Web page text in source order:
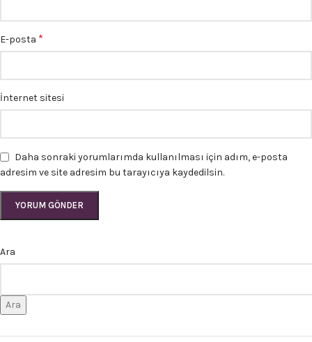
E-posta *
İnternet sitesi
Daha sonraki yorumlarımda kullanılması için adım, e-posta
adresim ve site adresim bu tarayıcıya kaydedilsin.
Ara
Ara